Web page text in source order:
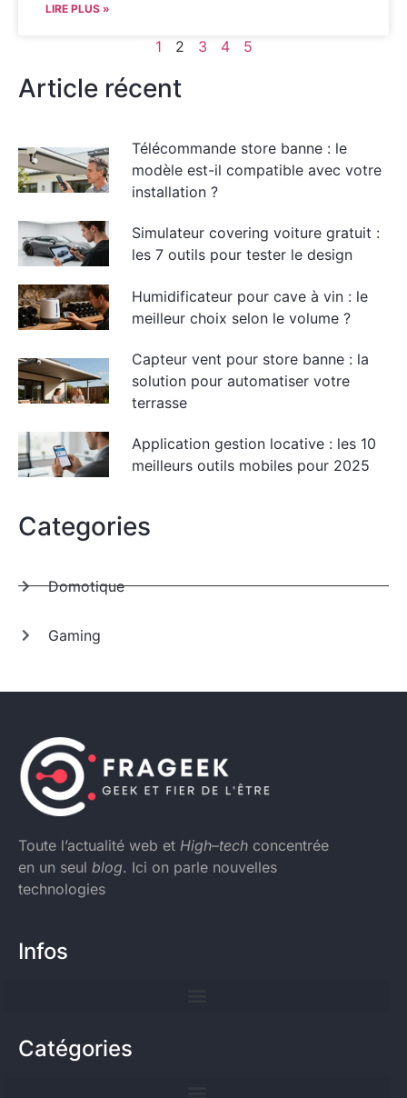
LIRE PLUS »
1 2 3 4 5
Article récent
Télécommande store banne : le
modèle est-il compatible avec votre
installation ?
Simulateur covering voiture gratuit :
les 7 outils pour tester le design
Humidificateur pour cave à vin : le
meilleur choix selon le volume ?
Capteur vent pour store banne : la
solution pour automatiser votre
terrasse
Application gestion locative : les 10
meilleurs outils mobiles pour 2025
Categories
Domotique
Gaming
Toute l’actualité web et High–tech concentrée
en un seul blog. Ici on parle nouvelles
technologies
Infos
Catégories